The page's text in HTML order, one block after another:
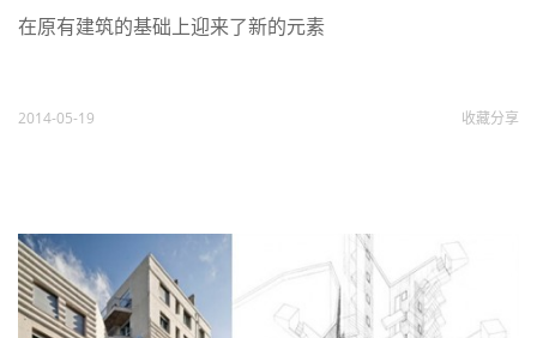
在原有建筑的基础上迎来了新的元素
2014-05-19 收藏分享